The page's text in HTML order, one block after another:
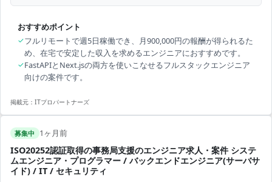
おすすめポイント
✓フルリモートで週5日稼働でき、月900,000円の報酬が得られるた
め、在宅で安定した収入を求めるエンジニアにおすすめです。
✓FastAPIとNext.jsの両方を使いこなせるフルスタックエンジニア
向けの案件です。
掲載元： ITプロパートナーズ
募集中 1ヶ月前
ISO20252認証取得の事務局支援のエンジニア求人・案件 システ
ムエンジニア・プログラマー / バックエンドエンジニア(サーバサ
イド) / IT / セキュリティ